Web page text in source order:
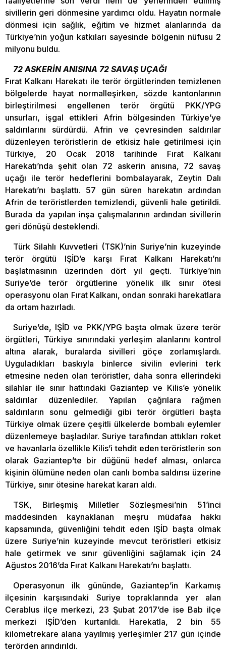
sivillerin geri dönmesine yardımcı oldu. Hayatın normale
dönmesi için sağlık, eğitim ve hizmet alanlarında da
Türkiye’nin yoğun katkıları sayesinde bölgenin nüfusu 2
milyonu buldu.
72 ASKERİN ANISINA 72 SAVAŞ UÇAĞI
Fırat Kalkanı Harekatı ile terör örgütlerinden temizlenen
bölgelerde hayat normalleşirken, sözde kantonlarının
birleştirilmesi engellenen terör örgütü PKK/YPG
unsurları, işgal ettikleri Afrin bölgesinden Türkiye’ye
saldırılarını sürdürdü. Afrin ve çevresinden saldırılar
düzenleyen teröristlerin de etkisiz hale getirilmesi için
Türkiye, 20 Ocak 2018 tarihinde Fırat Kalkanı
Harekatı’nda şehit olan 72 askerin anısına, 72 savaş
uçağı ile terör hedeflerini bombalayarak, Zeytin Dalı
Harekatı’nı başlattı. 57 gün süren harekatın ardından
Afrin de teröristlerden temizlendi, güvenli hale getirildi.
Burada da yapılan inşa çalışmalarının ardından sivillerin
geri dönüşü desteklendi.
Türk Silahlı Kuvvetleri (TSK)’nin Suriye’nin kuzeyinde
terör örgütü IŞİD’e karşı Fırat Kalkanı Harekatı’nı
başlatmasının üzerinden dört yıl geçti. Türkiye’nin
Suriye’de terör örgütlerine yönelik ilk sınır ötesi
operasyonu olan Fırat Kalkanı, ondan sonraki harekatlara
da ortam hazırladı.
Suriye’de, IŞİD ve PKK/YPG başta olmak üzere terör
örgütleri, Türkiye sınırındaki yerleşim alanlarını kontrol
altına alarak, buralarda sivilleri göçe zorlamışlardı.
Uyguladıkları baskıyla binlerce sivilin evlerini terk
etmesine neden olan teröristler, daha sonra ellerindeki
silahlar ile sınır hattındaki Gaziantep ve Kilis’e yönelik
saldırılar düzenlediler. Yapılan çağrılara rağmen
saldırıların sonu gelmediği gibi terör örgütleri başta
Türkiye olmak üzere çeşitli ülkelerde bombalı eylemler
düzenlemeye başladılar. Suriye tarafından attıkları roket
ve havanlarla özellikle Kilis’i tehdit eden teröristlerin son
olarak Gaziantep’te bir düğünü hedef alması, onlarca
kişinin ölümüne neden olan canlı bomba saldırısı üzerine
Türkiye, sınır ötesine harekat kararı aldı.
TSK, Birleşmiş Milletler Sözleşmesi’nin 51’inci
maddesinden kaynaklanan meşru müdafaa hakkı
kapsamında, güvenliğini tehdit eden IŞİD başta olmak
üzere Suriye’nin kuzeyinde mevcut teröristleri etkisiz
hale getirmek ve sınır güvenliğini sağlamak için 24
Ağustos 2016’da Fırat Kalkanı Harekatı’nı başlattı.
Operasyonun ilk gününde, Gaziantep’in Karkamış
ilçesinin karşısındaki Suriye topraklarında yer alan
Cerablus ilçe merkezi, 23 Şubat 2017’de ise Bab ilçe
merkezi IŞİD’den kurtarıldı. Harekatla, 2 bin 55
kilometrekare alana yayılmış yerleşimler 217 gün içinde
terörden arındırıldı.